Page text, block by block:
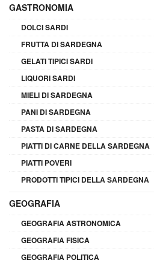
GASTRONOMIA
DOLCI SARDI
FRUTTA DI SARDEGNA
GELATI TIPICI SARDI
LIQUORI SARDI
MIELI DI SARDEGNA
PANI DI SARDEGNA
PASTA DI SARDEGNA
PIATTI DI CARNE DELLA SARDEGNA
PIATTI POVERI
PRODOTTI TIPICI DELLA SARDEGNA
GEOGRAFIA
GEOGRAFIA ASTRONOMICA
GEOGRAFIA FISICA
GEOGRAFIA POLITICA